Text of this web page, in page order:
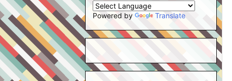
Powered by Translate